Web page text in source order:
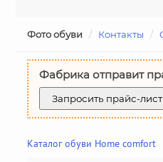
Фото обуви / Контакты /
Фабрика отправит
Запросить прайс-
Каталог обуви Home comfort